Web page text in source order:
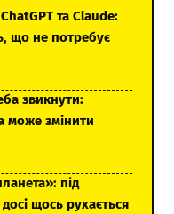
та Claude:
що не потребує
звикнути:
може змінити
під
щось рухається